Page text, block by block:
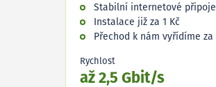
Stabilní internetové
Instalace již za 1 Kč
Přechod k nám vyřídíme za
Rychlost
až 2,5 Gbit/s